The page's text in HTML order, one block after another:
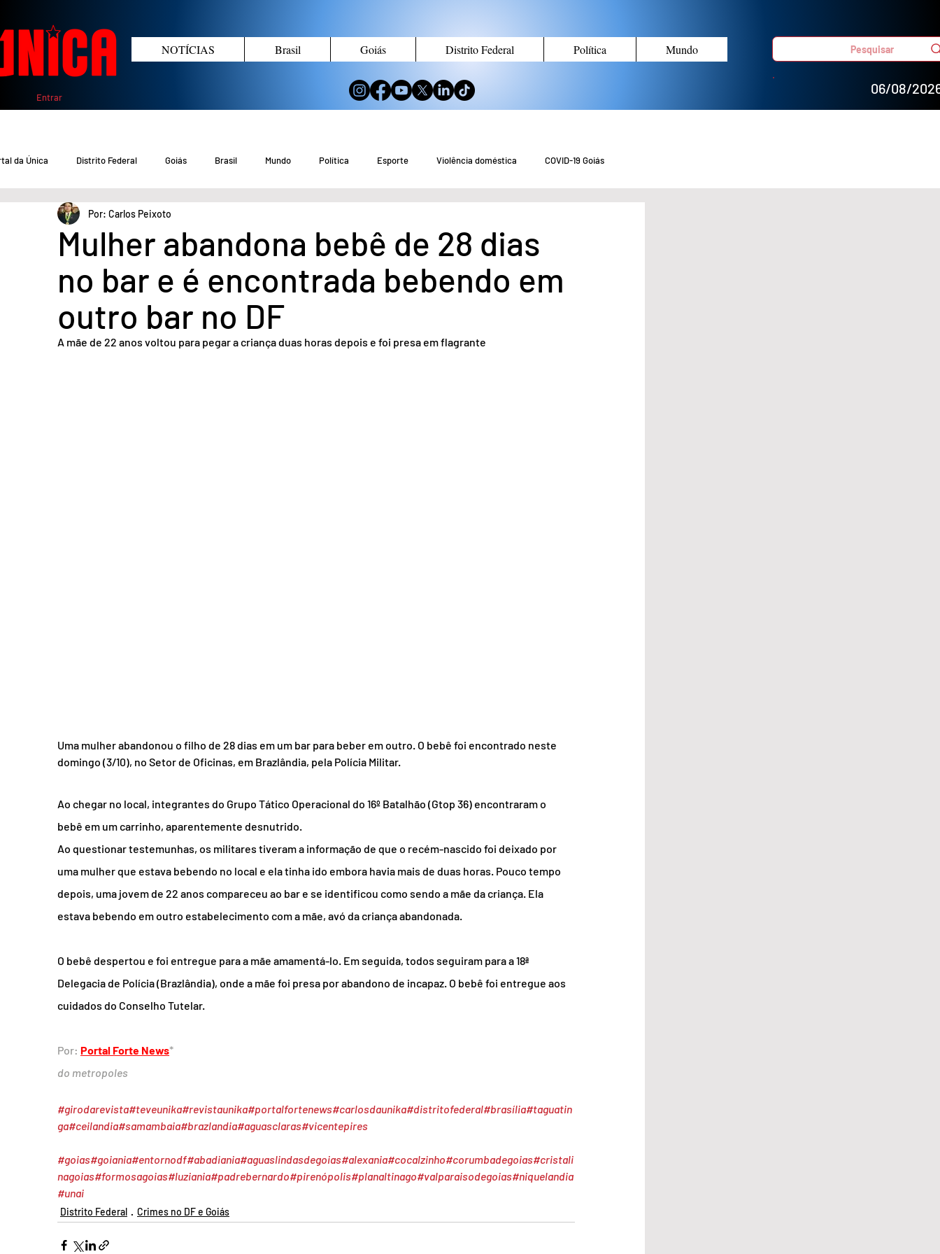
Entrar
NOTÍCIAS Brasil Goiás Distrito Federal Política Mundo Pesquisar
06/08/
da Única Distrito Federal Goiás Brasil Mundo Política Esporte Violência doméstica COVID-19 Goiás
COVID-19 DF COVID-19 Brasil
Crimes no DF Saúde Meio Ambiente Tecnologia Economia
Acidente em Goiás Acidente no DF Entretenimento
Mulher abandona bebê de 28 dias
no bar e é encontrada bebendo em
outro bar no DF
Por: Carlos Peixoto
A mãe de 22 anos voltou para pegar a criança duas horas depois e foi presa em flagrante
Uma mulher abandonou o filho de 28 dias em um bar para beber em outro. O bebê foi encontrado neste
domingo (3/10), no Setor de Oficinas, em Brazlândia, pela Polícia Militar.
Ao chegar no local, integrantes do Grupo Tático Operacional do 16º Batalhão (Gtop 36) encontraram o
bebê em um carrinho, aparentemente desnutrido.
Ao questionar testemunhas, os militares tiveram a informação de que o recém-nascido foi deixado por
uma mulher que estava bebendo no local e ela tinha ido embora havia mais de duas horas. Pouco tempo
depois, uma jovem de 22 anos compareceu ao bar e se identificou como sendo a mãe da criança. Ela
estava bebendo em outro estabelecimento com a mãe, avó da criança abandonada.
O bebê despertou e foi entregue para a mãe amamentá-lo. Em seguida, todos seguiram para a 18ª
Delegacia de Polícia (Brazlândia), onde a mãe foi presa por abandono de incapaz. O bebê foi entregue aos
cuidados do Conselho Tutelar.
Por: Portal Forte News*
do metropoles
#girodarevista#teveunika#revistaunika#portalfortenews#carlosdaunika#distritofederal#brasília#taguatin
ga#ceilandia#samambaia#brazlandia#aguasclaras#vicentepires
#goias#goiania#entornodf#abadiania#aguaslindasdegoias#alexania#cocalzinho#corumbadegoias#cristali
nagoias#formosagoias#luziania#padrebernardo#pirenópolis#planaltinago#valparaisodegoias#niquelandia
#unai
Distrito Federal Crimes no DF e Goiás